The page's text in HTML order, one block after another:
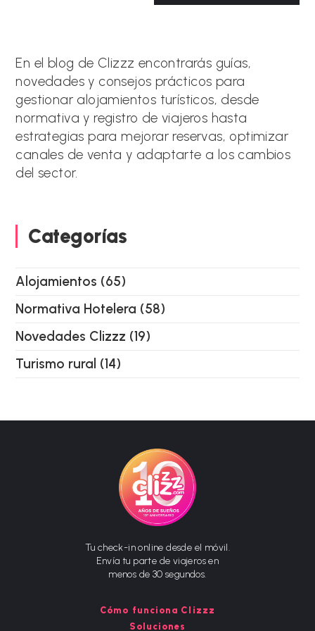
a
i
v
e
:
En el blog de Clizzz encontrarás guías,
novedades y consejos prácticos para
gestionar alojamientos turísticos, desde
normativa y registro de viajeros hasta
estrategias para mejorar reservas, optimizar
canales de venta y adaptarte a los cambios
del sector.
Categorías
Alojamientos (65)
Normativa Hotelera (58)
Novedades Clizzz (19)
Turismo rural (14)
Tu check-in online desde el móvil.
Envía tu parte de viajeros en
menos de 30 segundos.
Cómo funciona Clizzz
Soluciones